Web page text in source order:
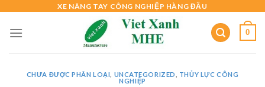
content
XE NÂNG TAY CÔNG NGHIỆP HÀNG ĐẦU
0
CHƯA ĐƯỢC PHÂN LOẠI UNCATEGORIZED
THỦY LỰC CÔNG
NGHIỆP